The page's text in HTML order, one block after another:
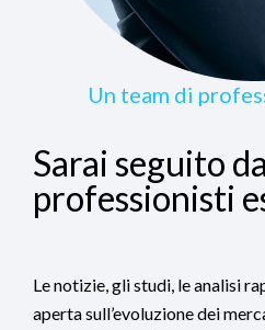
Un team di
Sarai seguito da
professionisti
Le notizie, gli studi, le analisi
aperta sull’evoluzione dei